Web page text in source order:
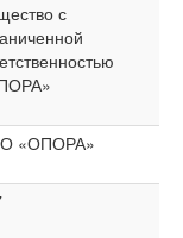
с
«ОПОРА»